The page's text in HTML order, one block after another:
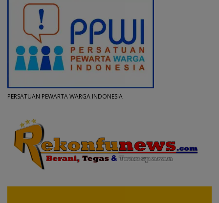
PERSATUAN PEWARTA WARGA INDONESIA